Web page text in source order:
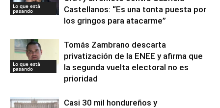
Lo que está
pasando
Castellanos: “Es una tonta puesta por
los gringos para atacarme”
Lo que está
pasando
Tomás Zambrano descarta
privatización de la ENEE y afirma que
la segunda vuelta electoral no es
prioridad
Casi 30 mil hondureños y